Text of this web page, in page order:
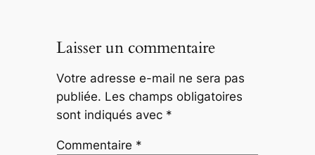
Laisser un commentaire
Votre adresse e-mail ne sera pas
publiée. Les champs obligatoires
sont indiqués avec *
Commentaire *